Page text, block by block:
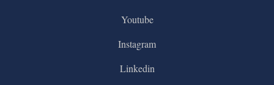
Youtube
Instagram
Linkedin